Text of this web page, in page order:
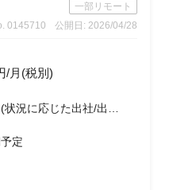
一部リモート
0145710
公開日: 2026/04/28
/月(税別)
況に応じた出社/出張
定